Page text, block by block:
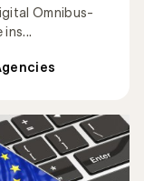
Omnibus-